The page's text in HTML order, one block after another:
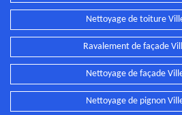
Nettoyage de toiture
Ravalement de façade
Nettoyage de façade
Nettoyage de pignon